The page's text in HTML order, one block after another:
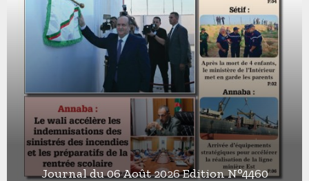
Journal du 06 Août 2026 Edition N°4460